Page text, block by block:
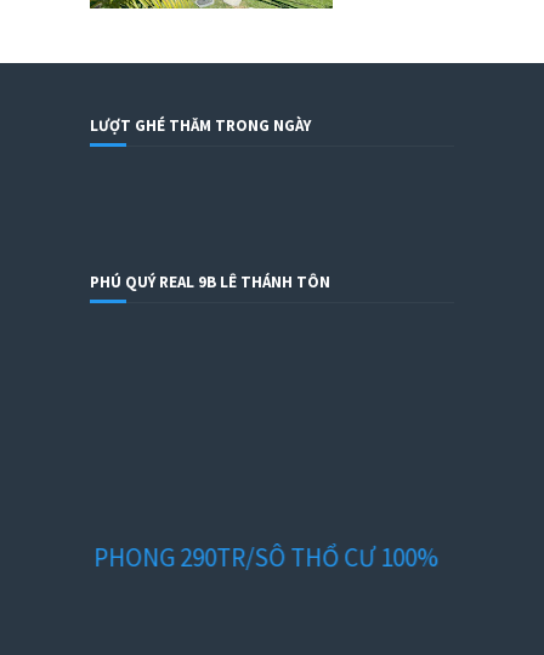
LƯỢT GHÉ THĂM TRONG NGÀY
PHÚ QUÝ REAL 9B LÊ THÁNH TÔN
PHONG 290TR/SÔ THỔ CƯ 100%